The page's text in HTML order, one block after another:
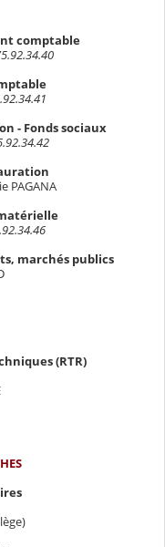
comptable
- Fonds sociaux
PAGANA
marchés publics
(RTR)